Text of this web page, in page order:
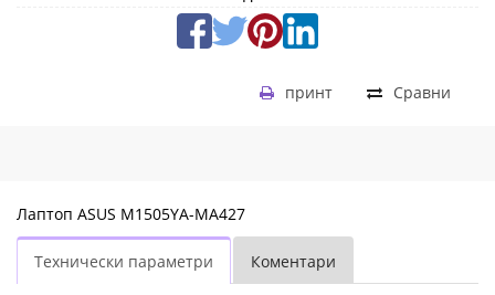
Сравни
принт
Лаптоп ASUS M1505YA-MA427
Технически параметри Коментари